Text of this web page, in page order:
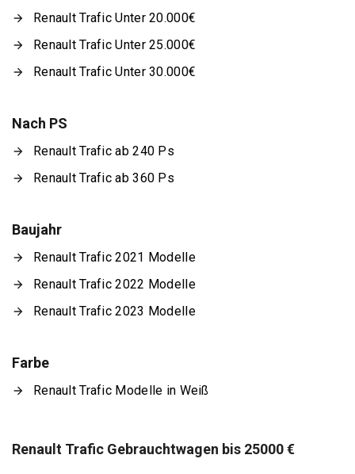
Renault Trafic Unter 20.000€
Renault Trafic Unter 25.000€
Renault Trafic Unter 30.000€
Nach PS
Renault Trafic ab 240 Ps
Renault Trafic ab 360 Ps
Baujahr
Renault Trafic 2021 Modelle
Renault Trafic 2022 Modelle
Renault Trafic 2023 Modelle
Farbe
Renault Trafic Modelle in Weiß
Renault Trafic Gebrauchtwagen bis 25000 €